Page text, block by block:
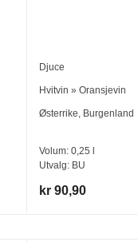
Djuce
Hvitvin » Oransjevin
Østerrike Burgenland
Volum: 0,25 l
Utvalg: BU
kr 90,90